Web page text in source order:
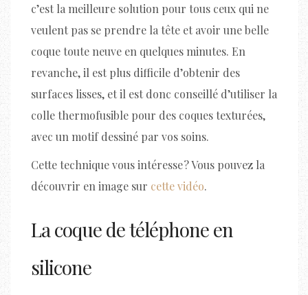
c’est la meilleure solution pour tous ceux qui ne
veulent pas se prendre la tête et avoir une belle
coque toute neuve en quelques minutes. En
revanche, il est plus difficile d’obtenir des
surfaces lisses, et il est donc conseillé d’utiliser la
colle thermofusible pour des coques texturées,
avec un motif dessiné par vos soins.
Cette technique vous intéresse ? Vous pouvez la
découvrir en image sur cette vidéo.
La coque de téléphone en
silicone